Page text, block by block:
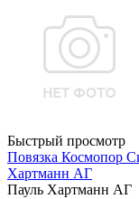
Быстрый просмотр
Повязка Космопор
Хартманн AГ
Пауль Хартманн AГ